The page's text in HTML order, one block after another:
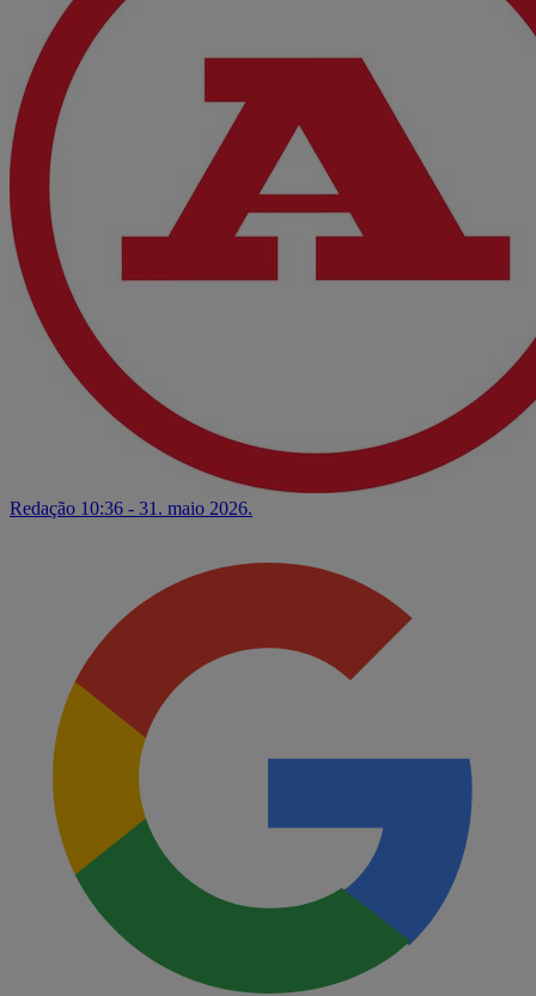
Redação 10:36 - 31. maio 2026.